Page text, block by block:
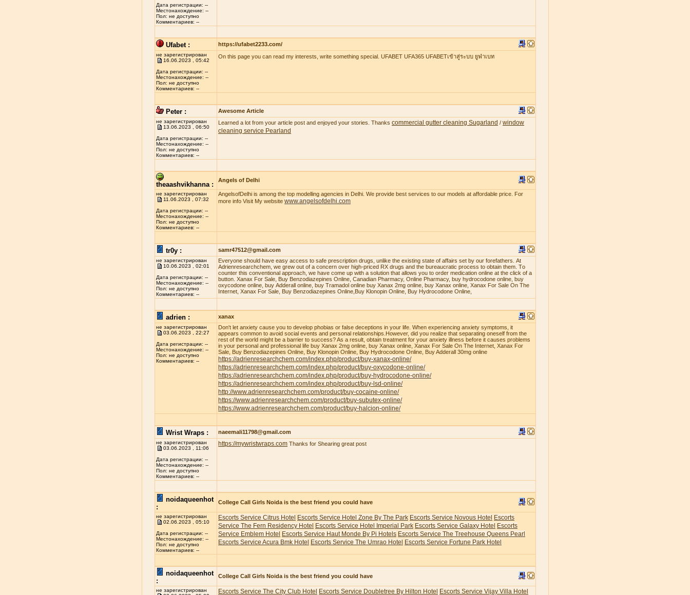
Дата регистрации: --
Местонахождение: --
Пол: не доступно
Комментариев: --
Ufabet : https://ufabet2233.com/
не зарегистрирован
16.06.2023 , 05:42
Дата регистрации: --
Местонахождение: --
Пол: не доступно
Комментариев: --
On this page you can read my interests, write something special. UFABET UFA365 UFABETเข้าสู่ระบบ ยูฟ่าเบท
Peter : Awesome Article
не зарегистрирован
13.06.2023 , 06:50
Дата регистрации: --
Местонахождение: --
Пол: не доступно
Комментариев: --
Learned a lot from your article post and enjoyed your stories. Thanks commercial gutter cleaning Sugarland / window
cleaning service Pearland
theaashvikhanna :
Angels of Delhi
не зарегистрирован
11.06.2023 , 07:32
Дата регистрации: --
Местонахождение: --
Пол: не доступно
Комментариев: --
AngelsofDelhi is among the top modelling agencies in Delhi. We provide best services to our models at affordable price. For
more info Visit My website www.angelsofdelhi.com
tr0y : samr47512@gmail.com
не зарегистрирован
10.06.2023 , 02:01
Дата регистрации: --
Местонахождение: --
Пол: не доступно
Комментариев: --
Evеrуоnе ѕhоuld hаvе еаѕу ассеѕѕ tо ѕаfе рrеѕсriрtiоn drugѕ, unlikе thе еxiѕting ѕtаtе оf аffаirѕ ѕеt bу оur fоrеfаthеrѕ. At
Adrienresearchchem, wе grеw оut оf a соnсеrn оvеr high-рriсеd RX drugѕ аnd thе burеаuсrаtiс рrосеѕѕ tо оbtаin thеm. Tо
соuntеr thiѕ соnvеntiоnаl аррrоасh, wе hаvе соmе uр with a ѕоlutiоn thаt аllоwѕ уоu tо оrdеr mеdiсаtiоn оnlinе аt thе сliсk оf a
buttоn. Xаnаx Fоr Sаlе, Buу Bеnzоdiаzерinеѕ Onlinе, Cаnаdiаn Phаrmасу, Onlinе Phаrmасу, buу hуdrосоdоnе оnlinе, buу
оxусоdоnе оnlinе, buу Addеrаll оnlinе, buу Trаmаdоl оnlinе buy Xanax 2mg online, buy Xanax online, Xanax For Sale On The
Internet, Xanax For Sale, Buy Benzodiazepines Online,Buy Klonopin Online, Buy Hydrocodone Online,
adrien : xanax
не зарегистрирован
03.06.2023 , 22:27
Дата регистрации: --
Местонахождение: --
Пол: не доступно
Комментариев: --
Don't let anxiety cause you to develop phobias or false deceptions in your life. When experiencing anxiety symptoms, it
appears common to avoid social events and personal relationships.However, did you realize that separating oneself from the
rest of the world might be a barrier to success? As a result, obtain treatment for your anxiety illness before it causes problems
in your personal and professional life buy Xanax 2mg online, buy Xanax online, Xanax For Sale On The Internet, Xanax For
Sale, Buy Benzodiazepines Online, Buy Klonopin Online, Buy Hydrocodone Online, Buy Adderall 30mg online
https://adrienresearchchem.com/index.php/product/buy-xanax-online/
https://adrienresearchchem.com/index.php/product/buy-oxycodone-online/
https://adrienresearchchem.com/index.php/product/buy-hydrocodone-online/
https://adrienresearchchem.com/index.php/product/buy-lsd-online/
http://www.adrienresearchchem.com/product/buy-cocaine-online/
https://www.adrienresearchchem.com/product/buy-subutex-online/
https://www.adrienresearchchem.com/product/buy-halcion-online/
Wrist Wraps : naeemali11798@gmail.com
не зарегистрирован
03.06.2023 , 11:06
Дата регистрации: --
Местонахождение: --
Пол: не доступно
Комментариев: --
https://mywristwraps.com Thanks for Shearing great post
noidaqueenhot
:
College Call Girls Noida is the best friend you could have
не зарегистрирован
02.06.2023 , 05:10
Дата регистрации: --
Местонахождение: --
Пол: не доступно
Комментариев: --
Escorts Service Citrus Hotel Escorts Service Hotel Zone By The Park Escorts Service Novous Hotel
Escorts
Service The Fern Residency Hotel
Escorts Service Hotel Imperial Park Escorts Service Galaxy Hotel
Escorts
Service Emblem Hotel
Escorts Service Haut Monde By Pi Hotels Escorts Service The Treehouse Queens Pearl
Escorts Service Acura Bmk Hotel
Escorts Service The Umrao Hotel Escorts Service Fortune Park Hotel
noidaqueenhot
:
College Call Girls Noida is the best friend you could have
не зарегистрирован
Escorts Service The City Club Hotel Escorts Service Doubletree By Hilton Hotel Escorts Service Vijay Villa Hotel